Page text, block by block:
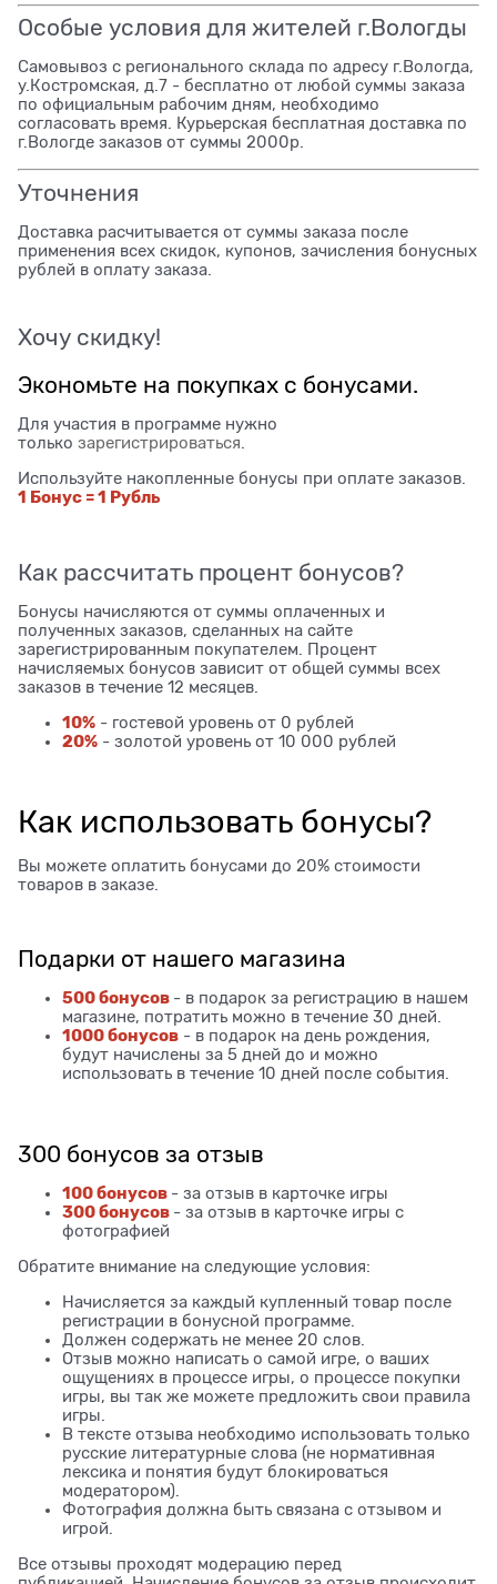
Особые условия для жителей г.Вологды
Самовывоз с регионального склада по адресу г.Вологда,
у.Костромская, д.7 - бесплатно от любой суммы заказа
по официальным рабочим дням, необходимо
согласовать время. Курьерская бесплатная доставка по
г.Вологде заказов от суммы 2000р.
Уточнения
Доставка расчитывается от суммы заказа после
применения всех скидок, купонов, зачисления бонусных
рублей в оплату заказа.
Хочу скидку!
Экономьте на покупках с бонусами.
Для участия в программе нужно
только зарегистрироваться
Используйте накопленные бонусы при оплате заказов.
1 Бонус = 1 Рубль
Как рассчитать процент бонусов?
Бонусы начисляются от суммы оплаченных и
полученных заказов, сделанных на сайте
зарегистрированным покупателем. Процент
начисляемых бонусов зависит от общей суммы всех
заказов в течение 12 месяцев.
10% - гостевой уровень от 0 рублей
20% - золотой уровень от 10 000 рублей
Как использовать бонусы?
Вы можете оплатить бонусами до 20% стоимости
товаров в заказе.
Подарки от нашего магазина
500 бонусов - в подарок за регистрацию в нашем
магазине, потратить можно в течение 30 дней.
1000 бонусов - в подарок на день рождения,
будут начислены за 5 дней до и можно
использовать в течение 10 дней после события.
300 бонусов за отзыв
100 бонусов - за отзыв в карточке игры
300 бонусов - за отзыв в карточке игры с
фотографией
Обратите внимание на следующие условия:
Начисляется за каждый купленный товар после
регистрации в бонусной программе.
Должен содержать не менее 20 слов.
Отзыв можно написать о самой игре, о ваших
ощущениях в процессе игры, о процессе покупки
игры, вы так же можете предложить свои правила
игры.
В тексте отзыва необходимо использовать только
русские литературные слова (не нормативная
лексика и понятия будут блокироваться
модератором).
Фотография должна быть связана с отзывом и
игрой.
Все отзывы проходят модерацию перед